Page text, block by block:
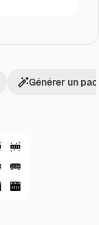
Générer un